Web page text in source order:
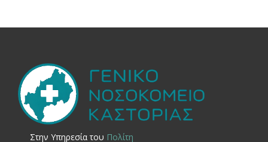
Στην Yπηρεσία του Πολίτη